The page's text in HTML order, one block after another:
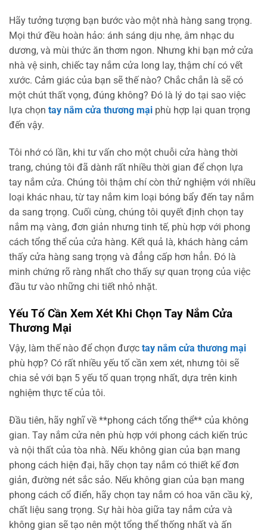
Hãy tưởng tượng bạn bước vào một nhà hàng sang trọng.
Mọi thứ đều hoàn hảo: ánh sáng dịu nhẹ, âm nhạc du
dương, và mùi thức ăn thơm ngon. Nhưng khi bạn mở cửa
nhà vệ sinh, chiếc tay nắm cửa long lay, thậm chí có vết
xước. Cảm giác của bạn sẽ thế nào? Chắc chắn là sẽ có
một chút thất vọng, đúng không? Đó là lý do tại sao việc
lựa chọn tay nắm cửa thương mại phù hợp lại quan trọng
đến vậy.
Tôi nhớ có lần, khi tư vấn cho một chuỗi cửa hàng thời
trang, chúng tôi đã dành rất nhiều thời gian để chọn lựa
tay nắm cửa. Chúng tôi thậm chí còn thử nghiệm với nhiều
loại khác nhau, từ tay nắm kim loại bóng bẩy đến tay nắm
da sang trọng. Cuối cùng, chúng tôi quyết định chọn tay
nắm mạ vàng, đơn giản nhưng tinh tế, phù hợp với phong
cách tổng thể của cửa hàng. Kết quả là, khách hàng cảm
thấy cửa hàng sang trọng và đẳng cấp hơn hẳn. Đó là
minh chứng rõ ràng nhất cho thấy sự quan trọng của việc
đầu tư vào những chi tiết nhỏ nhặt.
Yếu Tố Cần Xem Xét Khi Chọn Tay Nắm Cửa
Thương Mại
Vậy, làm thế nào để chọn được tay nắm cửa thương mại
phù hợp? Có rất nhiều yếu tố cần xem xét, nhưng tôi sẽ
chia sẻ với bạn 5 yếu tố quan trọng nhất, dựa trên kinh
nghiệm thực tế của tôi.
Đầu tiên, hãy nghĩ về **phong cách tổng thể** của không
gian. Tay nắm cửa nên phù hợp với phong cách kiến trúc
và nội thất của tòa nhà. Nếu không gian của bạn mang
phong cách hiện đại, hãy chọn tay nắm có thiết kế đơn
giản, đường nét sắc sảo. Nếu không gian của bạn mang
phong cách cổ điển, hãy chọn tay nắm có hoa văn cầu kỳ,
chất liệu sang trọng. Sự hài hòa giữa tay nắm cửa và
không gian sẽ tạo nên một tổng thể thống nhất và ấn